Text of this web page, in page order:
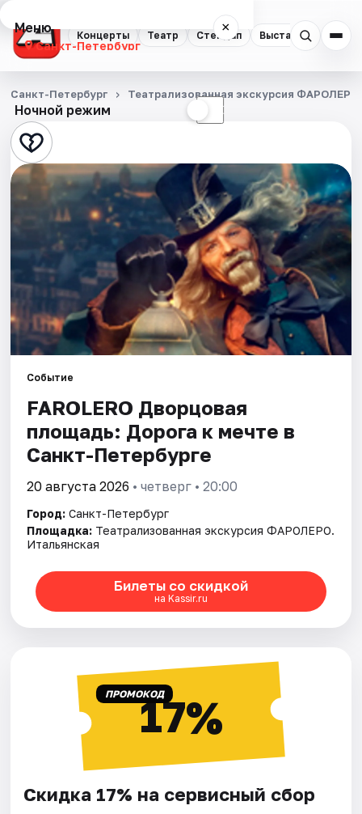
Концерты Театр Стендап Выставки
Меню ×
Санкт-Петербург
Концерты
Театр
Стендап
Выставки
Квесты
Экскурсии
Спорт
События
Города
Площадки
Артисты
Рейтинги
Ночной режим ☾
Санкт-Петербург Театрализованная экскурсия
Событие
FAROLERO Дворцовая
площадь: Дорога к мечте в
Санкт-Петербурге
20 августа 2026 • четверг • 20:00
Город: Санкт-Петербург
Площадка: Театрализованная экскурсия ФАРОЛЕРО.
Итальянская
Билеты со скидкой
на Kassir.ru
ПРОМОКОД17%
Скидка 17% на сервисный сбор